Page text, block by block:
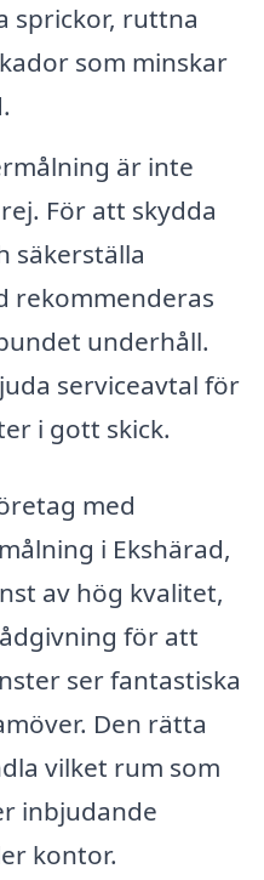
sprickor, ruttna
som minskar
är inte
För att skydda
säkerställa
rekommenderas
underhåll.
serviceavtal för
i gott skick.
med
i Ekshärad,
av hög kvalitet,
för att
ser fantastiska
Den rätta
vilket rum som
inbjudande
kontor.